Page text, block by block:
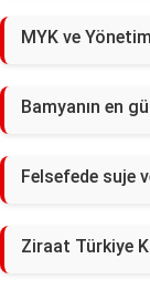
MYK ve
Bamyanın en
Felsefede suje
Ziraat Türkiye